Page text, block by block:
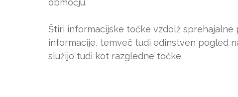
območju.
Štiri informacijske točke vzdolž
informacije, temveč tudi edinstven pogled
služijo tudi kot razgledne točke.